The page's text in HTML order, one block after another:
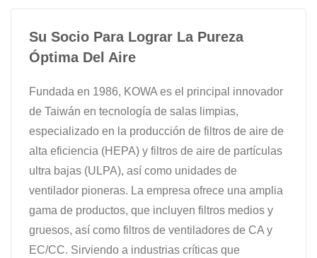
Su Socio Para Lograr La Pureza
Óptima Del Aire
Fundada en 1986, KOWA es el principal innovador
de Taiwán en tecnología de salas limpias,
especializado en la producción de filtros de aire de
alta eficiencia (HEPA) y filtros de aire de partículas
ultra bajas (ULPA), así como unidades de
ventilador pioneras. La empresa ofrece una amplia
gama de productos, que incluyen filtros medios y
gruesos, así como filtros de ventiladores de CA y
EC/CC. Sirviendo a industrias críticas que